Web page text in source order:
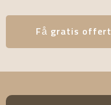
Få gratis offert